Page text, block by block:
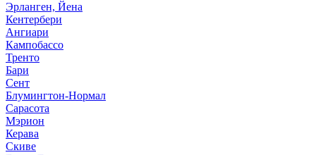
Эрланген, Йена
Кентербери
Ангиари
Кампобассо
Тренто
Бари
Сент
Блумингтон-Нормал
Сарасота
Мэрион
Керава
Скиве